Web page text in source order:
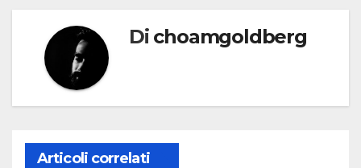
Di choamgoldberg
Articoli correlati